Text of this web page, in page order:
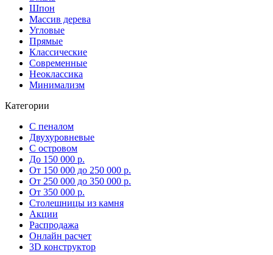
Шпон
Массив дерева
Угловые
Прямые
Классические
Современные
Неоклассика
Минимализм
Категории
С пеналом
Двухуровневые
С островом
До 150 000 р.
От 150 000 до 250 000 р.
От 250 000 до 350 000 р.
От 350 000 р.
Столешницы из камня
Акции
Распродажа
Онлайн расчет
3D конструктор